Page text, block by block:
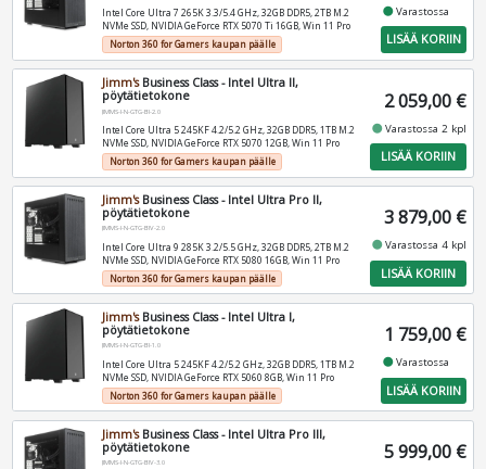
Intel Core Ultra 7 265K 3.3/5.4 GHz, 32GB DDR5, 2TB M.2
NVMe SSD, NVIDIA GeForce RTX 5070 Ti 16GB, Win 11 Pro
Norton 360 for Gamers kaupan päälle
fiber_manual_recordVarastossa
LISÄÄ KORIIN
Jimm'sBusiness Class - Intel Ultra II,
pöytätietokone
JIMMS-I-N-GTG-BI-2.0
Intel Core Ultra 5 245KF 4.2/5.2 GHz, 32GB DDR5, 1TB M.2
NVMe SSD, NVIDIA GeForce RTX 5070 12GB, Win 11 Pro
Norton 360 for Gamers kaupan päälle
2 059,00 €
fiber_manual_recordVarastossa 2 kpl
LISÄÄ KORIIN
Jimm'sBusiness Class - Intel Ultra Pro II,
pöytätietokone
JIMMS-I-N-GTG-BIV-2.0
Intel Core Ultra 9 285K 3.2/5.5 GHz, 32GB DDR5, 2TB M.2
NVMe SSD, NVIDIA GeForce RTX 5080 16GB, Win 11 Pro
Norton 360 for Gamers kaupan päälle
3 879,00 €
fiber_manual_recordVarastossa 4 kpl
LISÄÄ KORIIN
Jimm'sBusiness Class - Intel Ultra I,
pöytätietokone
JIMMS-I-N-GTG-BI-1.0
Intel Core Ultra 5 245KF 4.2/5.2 GHz, 32GB DDR5, 1TB M.2
NVMe SSD, NVIDIA GeForce RTX 5060 8GB, Win 11 Pro
Norton 360 for Gamers kaupan päälle
1 759,00 €
fiber_manual_recordVarastossa
LISÄÄ KORIIN
Jimm'sBusiness Class - Intel Ultra Pro III,
pöytätietokone
JIMMS-I-N-GTG-BIV-3.0 5 999,00 €